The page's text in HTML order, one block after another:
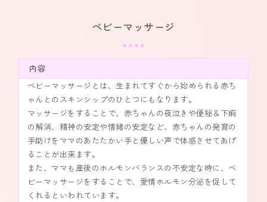
ベビーマッサージ
内容
ベビーマッサージとは、生まれてすぐから始められる赤ち
ゃんとのスキンシップのひとつにもなります。
マッサージをすることで、赤ちゃんの夜泣きや便秘＆下痢
の解消、精神の安定や情緒の安定など、赤ちゃんの発育の
手助けをママのあたたかい手と優しい声で体感させてあげ
ることが出来ます。
また、ママも産後のホルモンバランスの不安定な時に、ベ
ビーマッサージをすることで、愛情ホルモン分泌を促して
くれるといわれています。